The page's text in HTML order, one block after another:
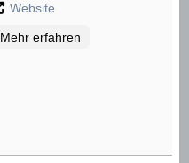
Website
Mehr erfahren